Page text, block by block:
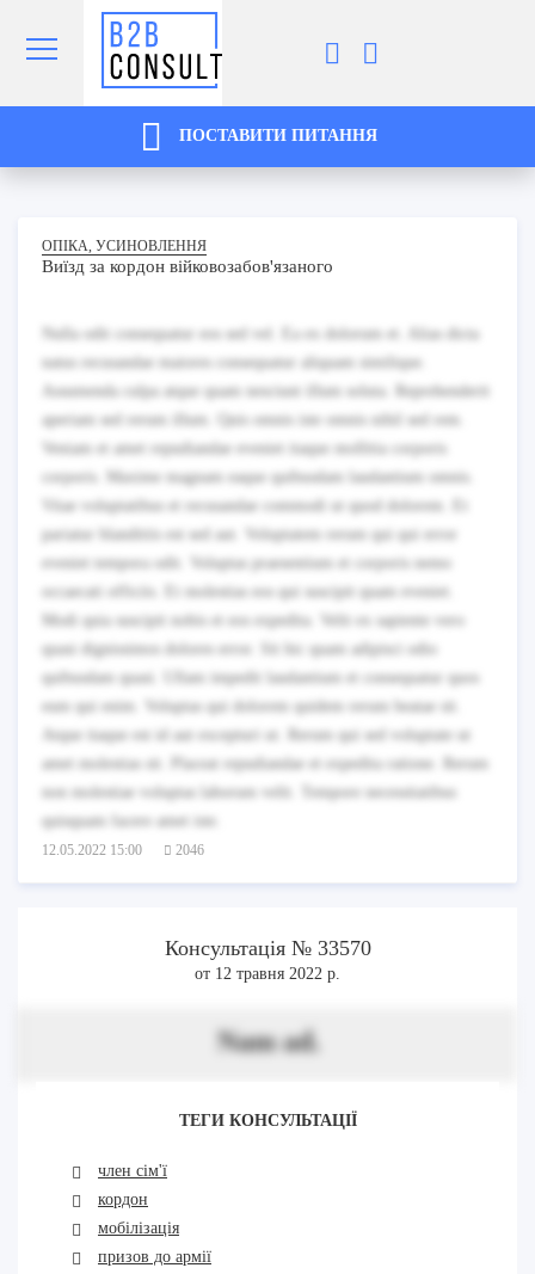
ПОСТАВИТИ ПИТАННЯ
ОПІКА, УСИНОВЛЕННЯ
Виїзд за кордон війковозабов'язаного
Nulla odit consequatur eos sed vel. Ea ex dolorum et. Alias dicta
natus recusandae maiores consequatur aliquam similique.
Assumenda culpa atque quam nesciunt illum soluta. Reprehenderit
aperiam sed rerum illum. Quis omnis iste omnis nihil sed rem.
Veniam et amet repudiandae eveniet itaque mollitia corporis
corporis. Maxime magnam eaque quibusdam laudantium omnis.
Vitae voluptatibus et recusandae commodi ut quod dolorem. Et
pariatur blanditiis est sed aut. Voluptatem rerum qui qui error
eveniet tempora odit. Voluptas praesentium et corporis nemo
occaecati officiis. Et molestias eos qui suscipit quam eveniet.
Modi quia suscipit nobis et eos expedita. Velit ex sapiente vero
quasi dignissimos dolores error. Sit hic quam adipisci odio
quibusdam quasi. Ullam impedit laudantium et consequatur quos
eum qui enim. Voluptas qui dolorem quidem rerum beatae sit.
Atque itaque est id aut excepturi ut. Rerum qui sed voluptate ut
amet molestias sit. Placeat repudiandae et expedita ratione. Rerum
non molestiae voluptas laborum velit. Tempore necessitatibus
quisquam facere amet iste.
12.05.2022 15:00 2046
Консультація № 33570
от 12 травня 2022 р.
Nam ad.
ТЕГИ КОНСУЛЬТАЦІЇ
член сім'ї
кордон
мобілізація
призов до армії